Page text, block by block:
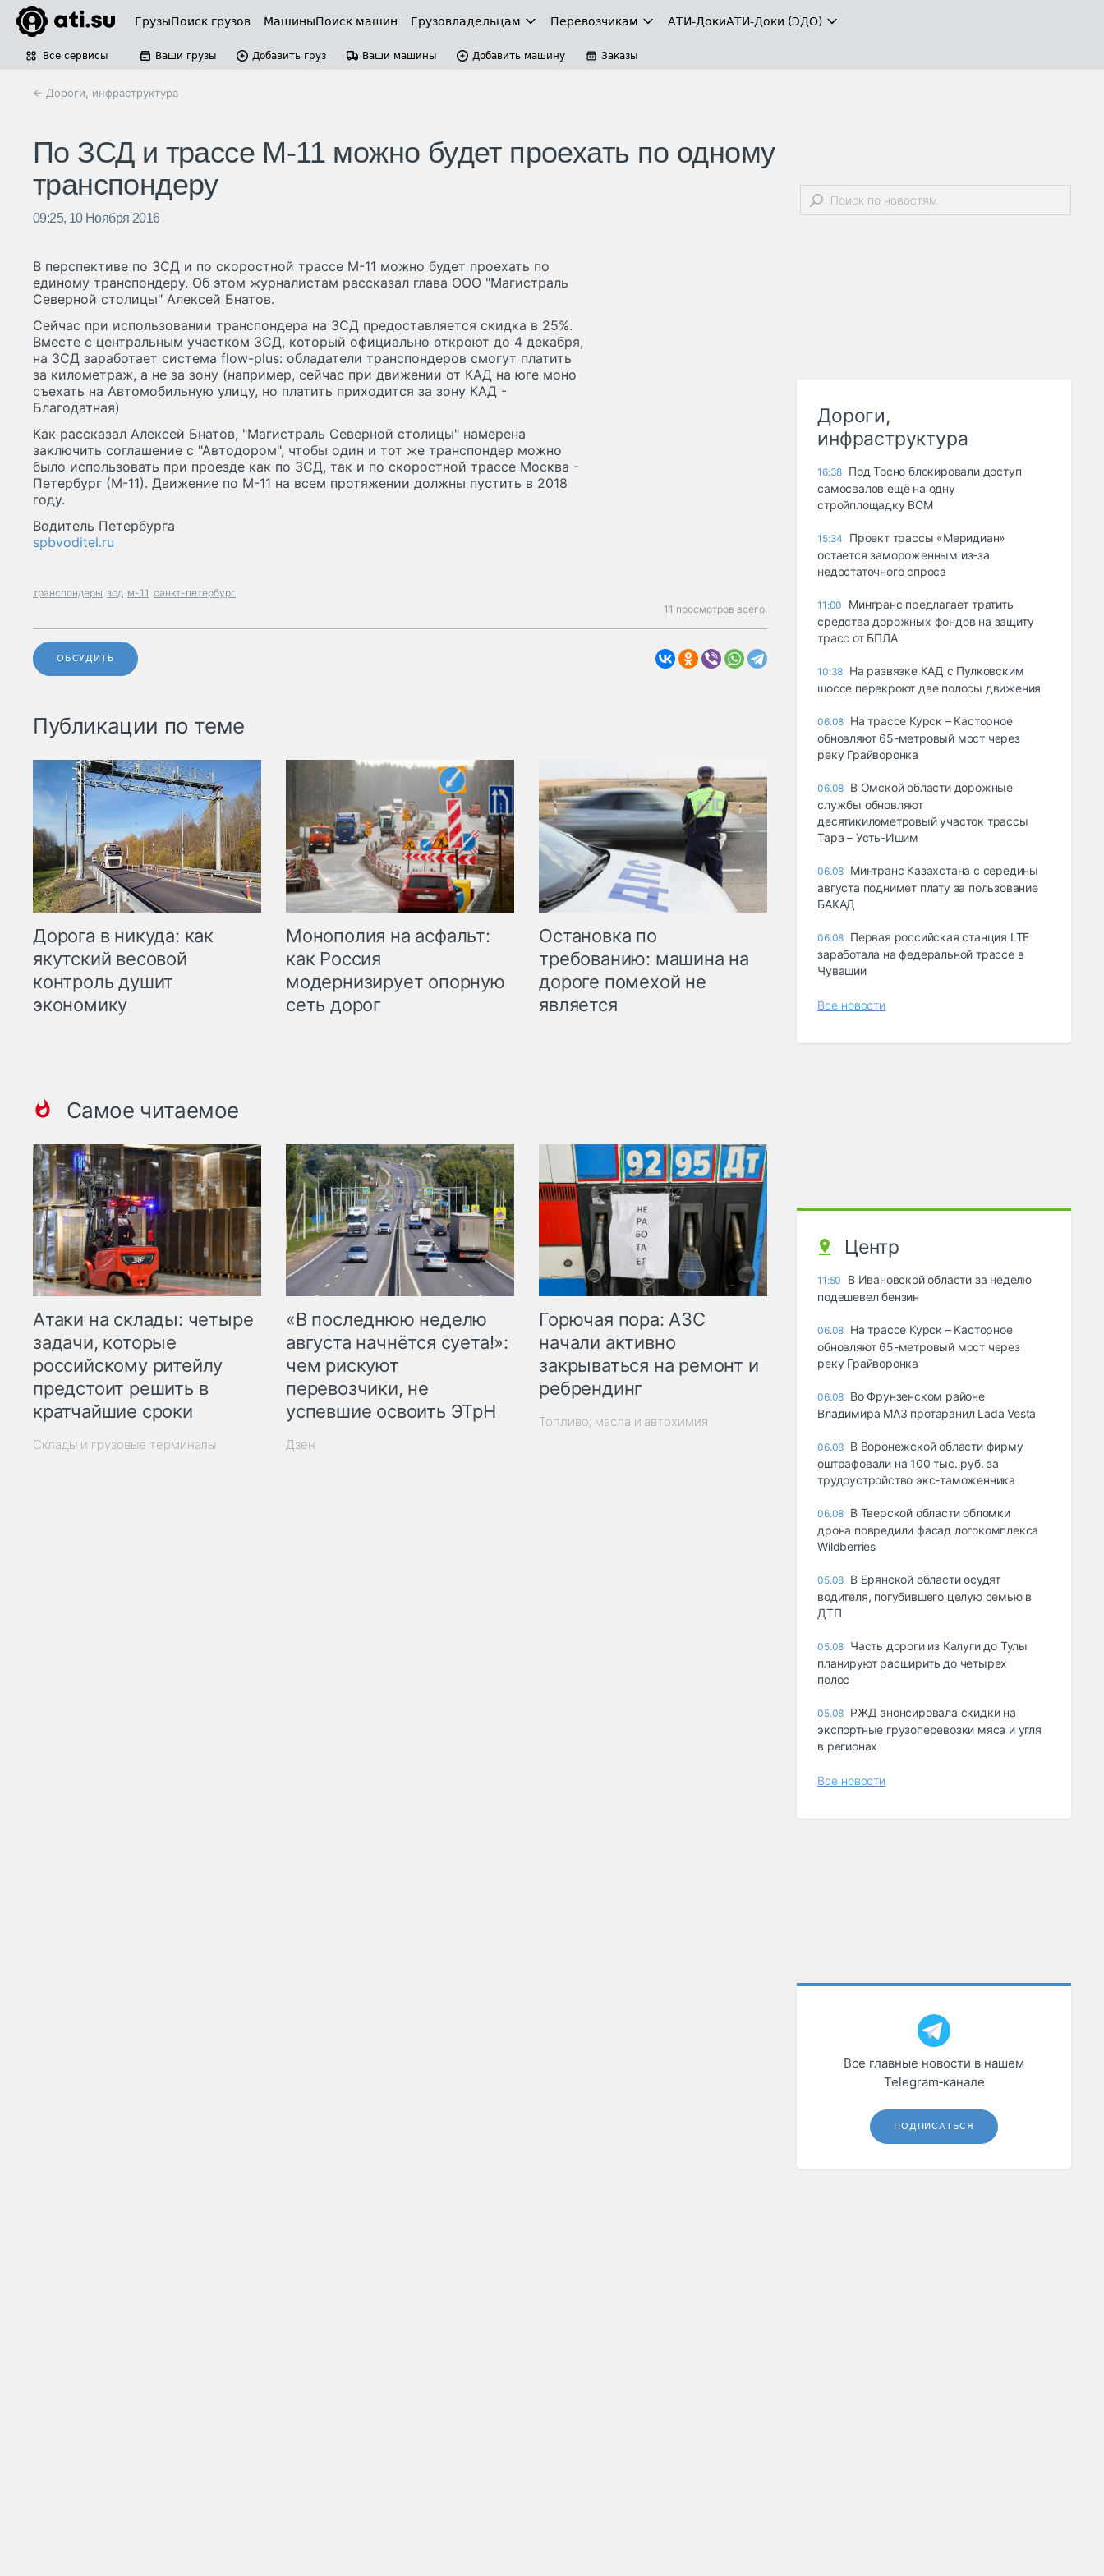
ГрузыПоиск грузов МашиныПоиск машин Грузовладельцам Перевозчикам АТИ-ДокиАТИ-Доки (ЭДО)
Все сервисы Ваши грузы Добавить груз Ваши машины Добавить машину Заказы
← Дороги, инфраструктура
По ЗСД и трассе М-11 можно будет проехать по одному
транспондеру
09:25, 10 Ноября 2016
В перспективе по ЗСД и по скоростной трассе М-11 можно будет проехать по
единому транспондеру. Об этом журналистам рассказал глава ООО "Магистраль
Северной столицы" Алексей Бнатов.
Сейчас при использовании транспондера на ЗСД предоставляется скидка в 25%.
Вместе с центральным участком ЗСД, который официально откроют до 4 декабря,
на ЗСД заработает система flow-plus: обладатели транспондеров смогут платить
за километраж, а не за зону (например, сейчас при движении от КАД на юге моно
съехать на Автомобильную улицу, но платить приходится за зону КАД -
Благодатная)
Как рассказал Алексей Бнатов, "Магистраль Северной столицы" намерена
заключить соглашение с "Автодором", чтобы один и тот же транспондер можно
было использовать при проезде как по ЗСД, так и по скоростной трассе Москва -
Петербург (М-11). Движение по М-11 на всем протяжении должны пустить в 2018
году.
Водитель Петербурга
spbvoditel.ru
транспондеры зсд м-11 санкт-петербург
11 просмотров всего.
ОБСУДИТЬ
Публикации по теме
Дорога в никуда: как
якутский весовой
контроль душит
экономику
Монополия на асфальт:
как Россия
модернизирует опорную
сеть дорог
Остановка по
требованию: машина на
дороге помехой не
является
Самое читаемое
Атаки на склады: четыре
задачи, которые
российскому ритейлу
предстоит решить в
кратчайшие сроки
Склады и грузовые терминалы
«В последнюю неделю
августа начнётся суета!»:
чем рискуют
перевозчики, не
успевшие освоить ЭТрН
Дзен
Горючая пора: АЗС
начали активно
закрываться на ремонт и
ребрендинг
Топливо, масла и автохимия
Дороги,
инфраструктура
16:38 Под Тосно блокировали доступ
самосвалов ещё на одну
стройплощадку ВСМ
15:34
Проект трассы «Меридиан»
остается замороженным из-за
недостаточного спроса
11:00
Минтранс предлагает тратить
средства дорожных фондов на защиту
трасс от БПЛА
10:38 На развязке КАД с Пулковским
шоссе перекроют две полосы движения
06.08 На трассе Курск – Касторное
обновляют 65-метровый мост через
реку Грайворонка
06.08 В Омской области дорожные
службы обновляют
десятикилометровый участок трассы
Тара – Усть-Ишим
06.08 Минтранс Казахстана с середины
августа поднимет плату за пользование
БАКАД
06.08 Первая российская станция LTE
заработала на федеральной трассе в
Чувашии
Все новости
Центр
11:50
В Ивановской области за неделю
подешевел бензин
06.08 На трассе Курск – Касторное
обновляют 65-метровый мост через
реку Грайворонка
06.08 Во Фрунзенском районе
Владимира МАЗ протаранил Lada Vesta
06.08 В Воронежской области фирму
оштрафовали на 100 тыс. руб. за
трудоустройство экс-таможенника
06.08 В Тверской области обломки
дрона повредили фасад логокомплекса
Wildberries
05.08 В Брянской области осудят
водителя, погубившего целую семью в
ДТП
05.08 Часть дороги из Калуги до Тулы
планируют расширить до четырех
полос
05.08 РЖД анонсировала скидки на
экспортные грузоперевозки мяса и угля
в регионах
Все новости
Все главные новости в нашем
Telegram‑канале
ПОДПИСАТЬСЯ